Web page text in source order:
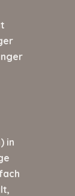
in